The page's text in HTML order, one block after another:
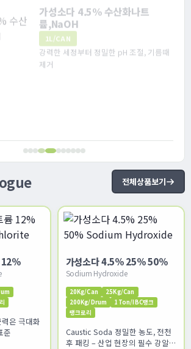
가성소다 4.5% 수산화나트
륨,NaOH
1L/CAN
강력한 세정부터 정밀한 pH 조절, 기름때
제거
전체상품보기
12%
은 극대화
준
가성소다 4.5% 25% 50%
Sodium Hydroxide
20Kg/Can
25Kg/Can
200Kg/Drum
1Ton/IBC탱크
탱크로리
Caustic Soda 정밀한 농도, 전천
후 패킹 – 산업 현장의 필수 강알칼